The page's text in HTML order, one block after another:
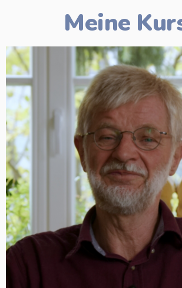
Meine